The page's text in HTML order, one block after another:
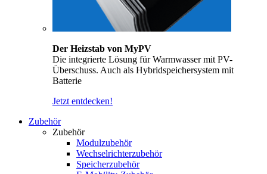
Der Heizstab von MyPV
Die integrierte Lösung für Warmwasser mit PV-
Überschuss. Auch als Hybridspeichersystem mit
Batterie
Jetzt entdecken!
Zubehör
Zubehör
Modulzubehör
Wechselrichterzubehör
Speicherzubehör